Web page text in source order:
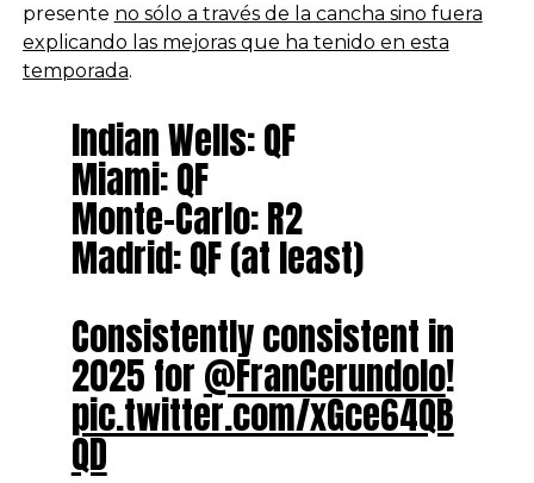
presente no sólo a través de la cancha sino fuera
explicando las mejoras que ha tenido en esta
temporada.
Indian Wells: QF
Miami: QF
Monte-Carlo: R2
Madrid: QF (at least)
Consistently consistent in
2025 for@FranCerundolo!
pic.twitter.com/xGce64QB
QD